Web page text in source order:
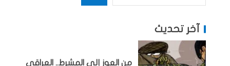
آخر تحديث
من العوز إلى المشرط.. العراقي